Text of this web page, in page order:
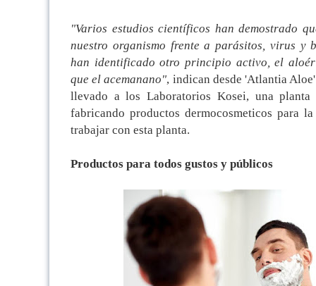
"Varios estudios científicos han demostrado
nuestro organismo frente a parásitos, virus y
han identificado otro principio activo, el
que el acemanano", indican desde 'Atlantia
llevado a los Laboratorios Kosei, una
fabricando productos dermocosmeticos para
trabajar con esta planta.
Productos para todos gustos y públicos